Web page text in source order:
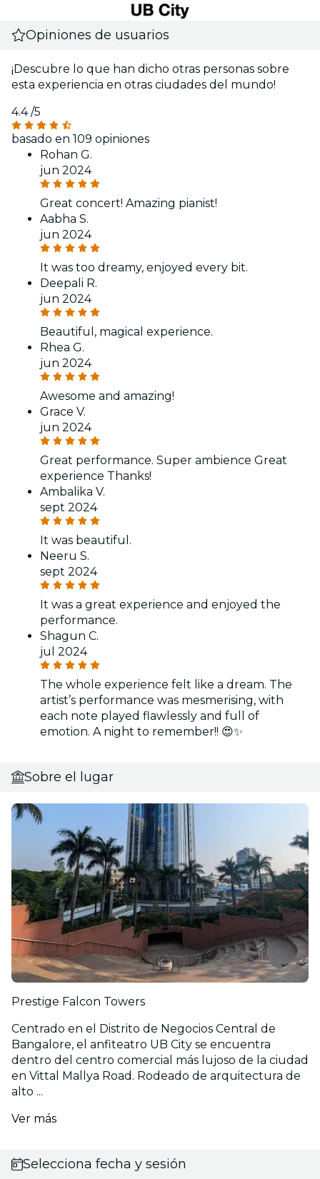
Opiniones de usuarios
¡Descubre lo que han dicho otras personas sobre
esta experiencia en otras ciudades del mundo!
4.4/5
basado en 109 opiniones
Rohan G.
jun 2024
Great concert! Amazing pianist!
Aabha S.
jun 2024
It was too dreamy, enjoyed every bit.
Deepali R.
jun 2024
Beautiful, magical experience.
Rhea G.
jun 2024
Awesome and amazing!
Grace V.
jun 2024
Great performance. Super ambience Great
experience Thanks!
Ambalika V.
sept 2024
It was beautiful.
Neeru S.
sept 2024
It was a great experience and enjoyed the
performance.
Shagun C.
jul 2024
The whole experience felt like a dream. The
artist’s performance was mesmerising, with
each note played flawlessly and full of
emotion. A night to remember!! 😍✨
Sobre el lugar
Prestige Falcon Towers
Centrado en el Distrito de Negocios Central de
Bangalore, el anfiteatro UB City se encuentra
dentro del centro comercial más lujoso de la ciudad
en Vittal Mallya Road. Rodeado de arquitectura de
alto ...
Ver más
Selecciona fecha y sesión